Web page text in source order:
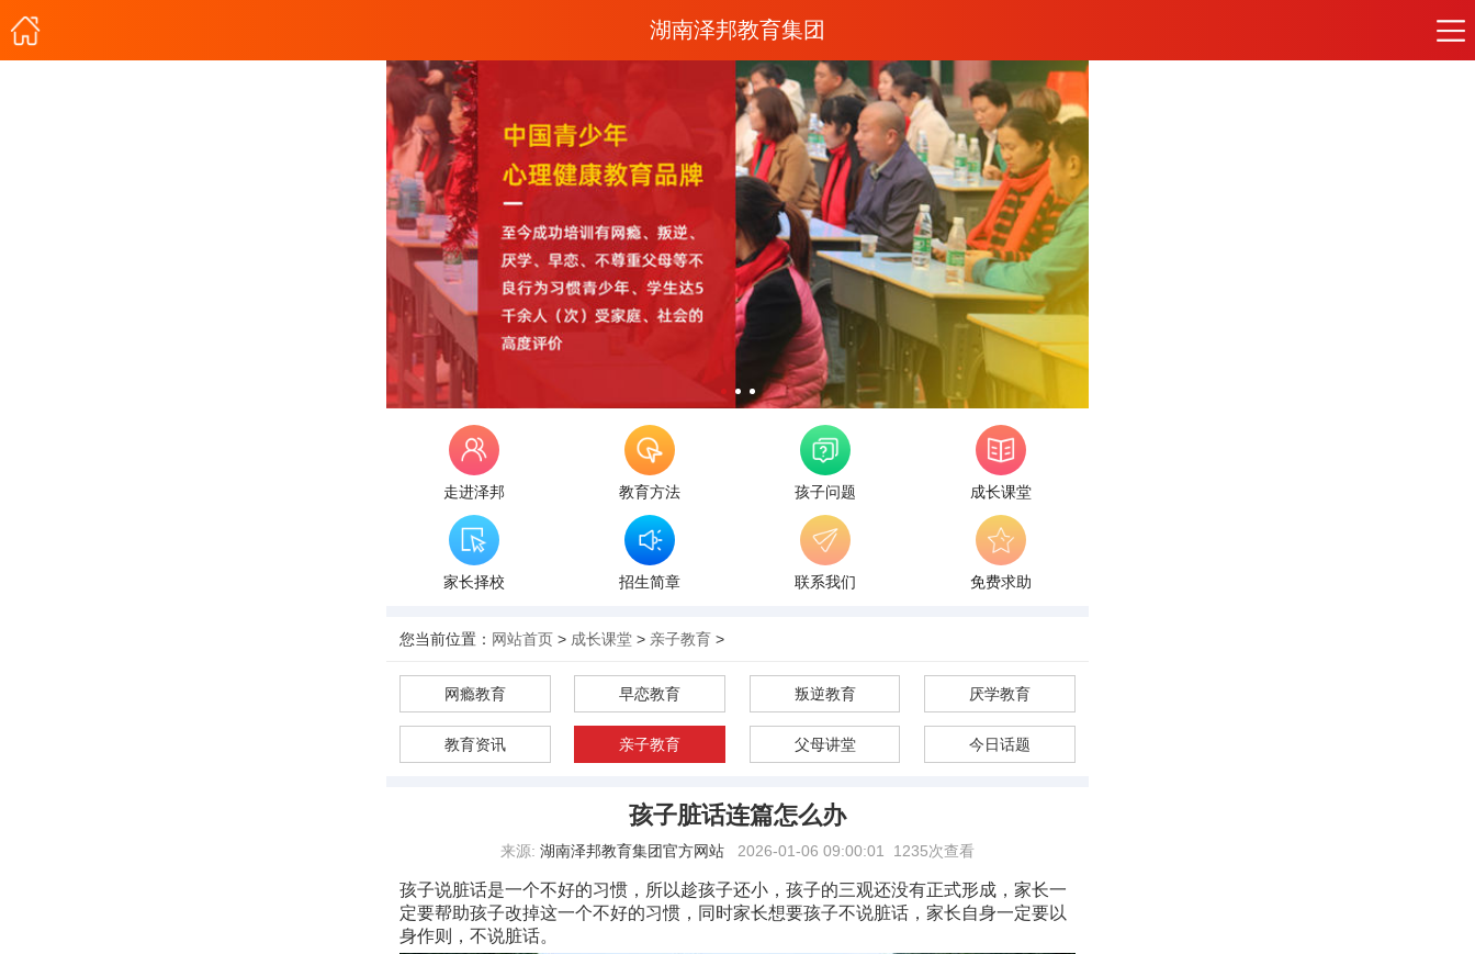
湖南泽邦教育集团
走进泽邦 教育方法 孩子问题 成长课堂
家长择校 招生简章 联系我们 免费求助
您当前位置： 网站首页 > 成长课堂 > 亲子教育 >
网瘾教育 早恋教育 叛逆教育 厌学教育
教育资讯 亲子教育 父母讲堂 今日话题
孩子脏话连篇怎么办
来源: 湖南泽邦教育集团官方网站 2026-01-06 09:00:01 1235次查看
孩子说脏话是一个不好的习惯，所以趁孩子还小，孩子的三观还没有正式形成，家长一
定要帮助孩子改掉这一个不好的习惯，同时家长想要孩子不说脏话，家长自身一定要以
身作则，不说脏话。